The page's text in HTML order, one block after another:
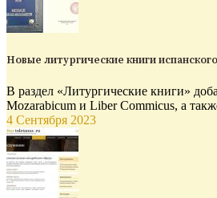
Новые литургические книги
В раздел «Литургические книги»
Mozarabicum и Liber Commicus, а
4 Сентября 2023